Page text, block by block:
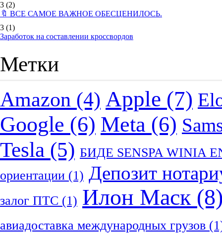
3 (2)
🔖 ВСЕ САМОЕ ВАЖНОЕ ОБЕСЦЕНИЛОСЬ.
3 (1)
Заработок на составлении кроссвордов
Метки
Amazon (4) Apple (7)
Google (6) Meta (6)
Tesla (5) БИДЕ SENSPA WINIA
ориентации (1) Депозит
залог ПТС (1) Илон Маск
авиадоставка международных грузов